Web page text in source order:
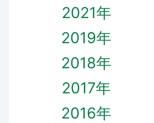
2021年
2019年
2018年
2017年
2016年